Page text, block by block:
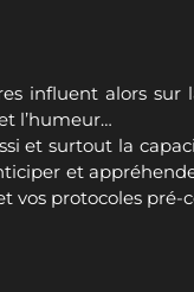
influent alors
l’humeur…
et surtout la
et
vos protocoles